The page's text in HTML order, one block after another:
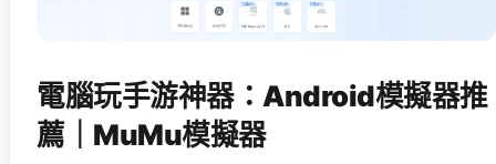
電腦玩手游神器：Android模擬器推
薦｜MuMu模擬器